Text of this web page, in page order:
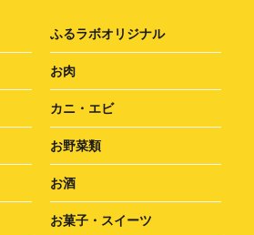
ふるラボオリジナル
お肉
カニ・エビ
お野菜類
お酒
お菓子・スイーツ